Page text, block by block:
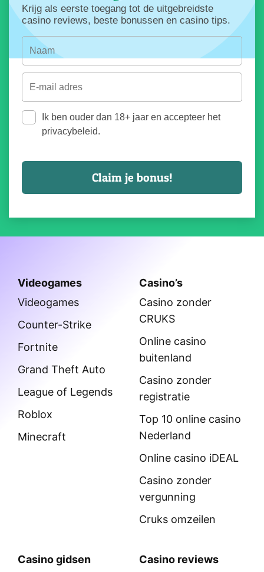
Krijg als eerste toegang tot de uitgebreidste
casino reviews, beste bonussen en casino tips.
Ik ben ouder dan 18+ jaar en accepteer het
privacybeleid.
Videogames
Videogames
Counter-Strike
Fortnite
Grand Theft Auto
League of Legends
Roblox
Minecraft
Casino’s
Casino zonder
CRUKS
Online casino
buitenland
Casino zonder
registratie
Top 10 online casino
Nederland
Online casino iDEAL
Casino zonder
vergunning
Cruks omzeilen
Casino gidsen
Casino reviews